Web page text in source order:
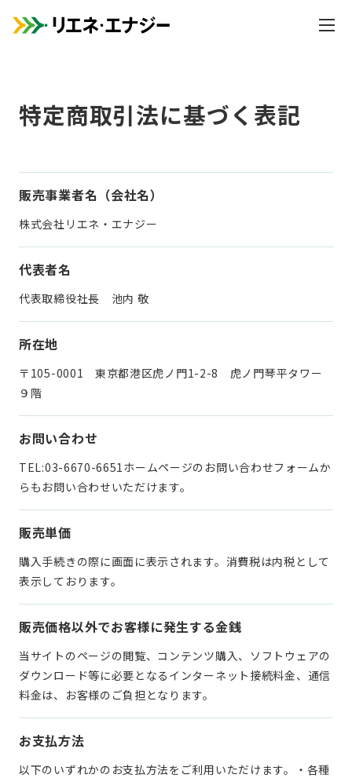
特定商取引法に基づく表記
販売事業者名 （会社名）
株式会社リエネ・エナジー
代表者名
代表取締役社長 池内 敬
所在地
〒105-0001 東京都港区虎ノ門1-2-8 虎ノ門琴平タワー
９階
お問い合わせ
TEL:03-6670-6651ホームページのお問い合わせフォームか
らもお問い合わせいただけます。
販売単価
購入手続きの際に画面に表示されます。 消費税は内税として
表示しております。
販売価格以外でお客様に発生する金銭
当サイトのページの閲覧、コンテンツ購入、ソフトウェアの
ダウンロード等に必要となるインターネット接続料金、通信
料金は、お客様のご負担となります。
お支払方法
以下のいずれかのお支払方法をご利用いただけます。
・各種